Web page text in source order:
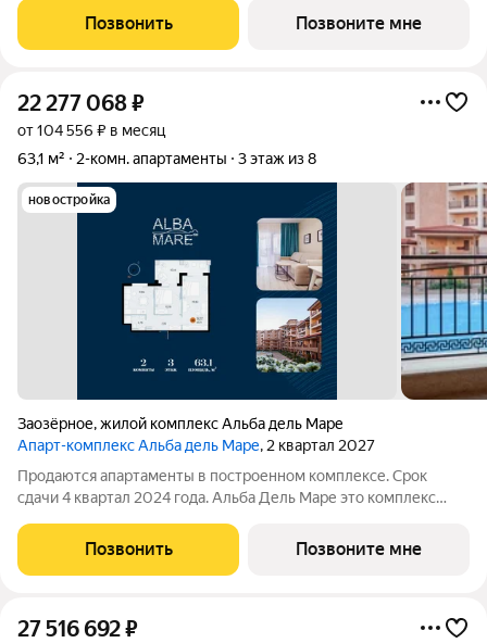
Уютные здания переменной этажности строятся в 5 минутах
ходьбы (385 метров) от одного
Позвонить Позвоните мне
22 277 068₽
от 104 556 ₽ в месяц
63,1 м²
2-комн. апартаменты 3 этаж из 8
новостройка
Заозёрное,жилой комплекс Альба дель Маре
Апарт-комплекс Альба дель Маре, 2 квартал 2027
Продаются апартаменты в построенном комплексе. Срок
сдачи 4 квартал 2024 года. Альба Дель Маре это комплекс
Уютные здания переменной этажности строятся в 5 минутах
ходьбы (385 метров) от одного
Позвонить Позвоните мне
27 516 692₽